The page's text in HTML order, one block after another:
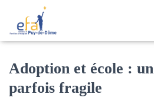
Adoption et école :
parfois fragile